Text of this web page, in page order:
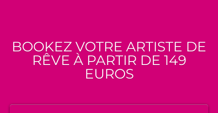
BOOKEZ VOTRE ARTISTE DE
RÊVE À PARTIR DE 149
EUROS